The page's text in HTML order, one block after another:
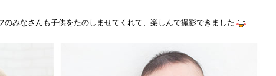
みなさんも子供をたのしませてくれて、楽しんで撮影できました